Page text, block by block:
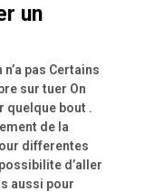
un
pas Certains
sur tuer On
quelque bout .
de la
differentes
d’aller
aussi pour